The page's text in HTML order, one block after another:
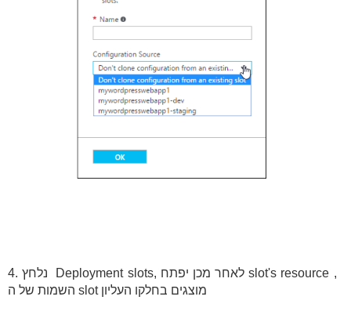
4. נלחץ Deployment slots, לאחר מכן יפתח slot's resource ,
השמות של ה slot מוצגים בחלקו העליון